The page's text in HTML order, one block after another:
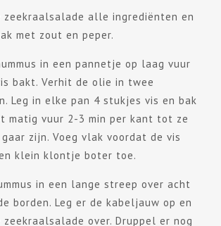
zeekraalsalade alle ingrediënten en
met zout en peper.
in een pannetje op laag vuur
bakt. Verhit de olie in twee
Leg in elke pan 4 stukjes vis en bak
matig vuur 2-3 min per kant tot ze
zijn. Voeg vlak voordat de vis
klein klontje boter toe.
in een lange streep over acht
borden. Leg er de kabeljauw op en
over. Druppel er nog